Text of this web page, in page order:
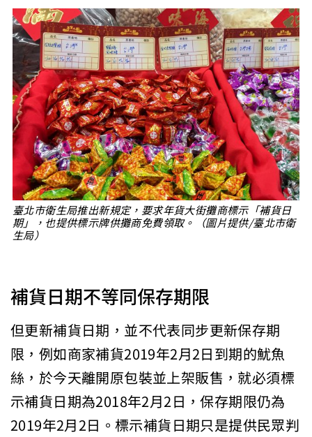
臺北市衛生局推出新規定，要求年貨大街攤商標示「補貨日
期」，也提供標示牌供攤商免費領取。（圖片提供/臺北市衛
生局）
補貨日期不等同保存期限
但更新補貨日期，並不代表同步更新保存期
限，例如商家補貨2019年2月2日到期的魷魚
絲，於今天離開原包裝並上架販售，就必須標
示補貨日期為2018年2月2日，保存期限仍為
2019年2月2日。標示補貨日期只是提供民眾判